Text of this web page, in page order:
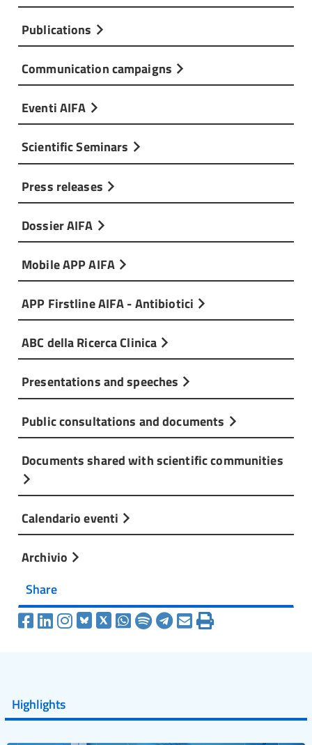
Publications
Communication campaigns
Eventi AIFA
Scientific Seminars
Press releases
Dossier AIFA
Mobile APP AIFA
APP Firstline AIFA - Antibiotici
ABC della Ricerca Clinica
Presentations and speeches
Public consultations and documents
Documents shared with scientific communities
Calendario eventi
Archivio
Share
Highlights